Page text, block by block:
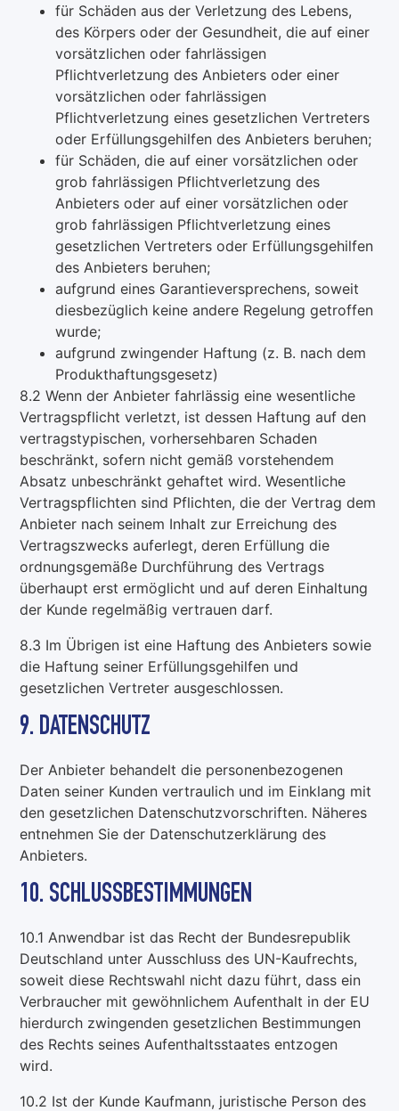
für Schäden aus der Verletzung des Lebens,
des Körpers oder der Gesundheit, die auf einer
vorsätzlichen oder fahrlässigen
Pflichtverletzung des Anbieters oder einer
vorsätzlichen oder fahrlässigen
Pflichtverletzung eines gesetzlichen Vertreters
oder Erfüllungsgehilfen des Anbieters beruhen;
für Schäden, die auf einer vorsätzlichen oder
grob fahrlässigen Pflichtverletzung des
Anbieters oder auf einer vorsätzlichen oder
grob fahrlässigen Pflichtverletzung eines
gesetzlichen Vertreters oder Erfüllungsgehilfen
des Anbieters beruhen;
aufgrund eines Garantieversprechens, soweit
diesbezüglich keine andere Regelung getroffen
wurde;
aufgrund zwingender Haftung (z. B. nach dem
Produkthaftungsgesetz)
8.2 Wenn der Anbieter fahrlässig eine wesentliche
Vertragspflicht verletzt, ist dessen Haftung auf den
vertragstypischen, vorhersehbaren Schaden
beschränkt, sofern nicht gemäß vorstehendem
Absatz unbeschränkt gehaftet wird. Wesentliche
Vertragspflichten sind Pflichten, die der Vertrag dem
Anbieter nach seinem Inhalt zur Erreichung des
Vertragszwecks auferlegt, deren Erfüllung die
ordnungsgemäße Durchführung des Vertrags
überhaupt erst ermöglicht und auf deren Einhaltung
der Kunde regelmäßig vertrauen darf.
8.3 Im Übrigen ist eine Haftung des Anbieters sowie
die Haftung seiner Erfüllungsgehilfen und
gesetzlichen Vertreter ausgeschlossen.
9. DATENSCHUTZ
Der Anbieter behandelt die personenbezogenen
Daten seiner Kunden vertraulich und im Einklang mit
den gesetzlichen Datenschutzvorschriften. Näheres
entnehmen Sie der Datenschutzerklärung des
Anbieters.
10. SCHLUSSBESTIMMUNGEN
10.1 Anwendbar ist das Recht der Bundesrepublik
Deutschland unter Ausschluss des UN-Kaufrechts,
soweit diese Rechtswahl nicht dazu führt, dass ein
Verbraucher mit gewöhnlichem Aufenthalt in der EU
hierdurch zwingenden gesetzlichen Bestimmungen
des Rechts seines Aufenthaltsstaates entzogen
wird.
10.2 Ist der Kunde Kaufmann, juristische Person des